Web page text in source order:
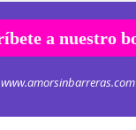
www.amorsinbarreras.com